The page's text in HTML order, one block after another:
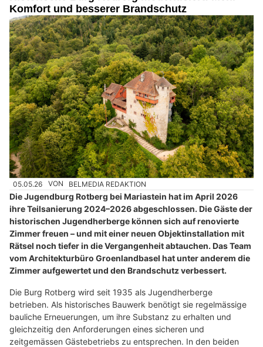
Komfort und besserer Brandschutz
05.05.26 VON BELMEDIA REDAKTION
Die Jugendburg Rotberg bei Mariastein hat im April 2026
ihre Teilsanierung 2024–2026 abgeschlossen. Die Gäste der
historischen Jugendherberge können sich auf renovierte
Zimmer freuen – und mit einer neuen Objektinstallation mit
Rätsel noch tiefer in die Vergangenheit abtauchen. Das Team
vom Architekturbüro Groenlandbasel hat unter anderem die
Zimmer aufgewertet und den Brandschutz verbessert.
Die Burg Rotberg wird seit 1935 als Jugendherberge
betrieben. Als historisches Bauwerk benötigt sie regelmässige
bauliche Erneuerungen, um ihre Substanz zu erhalten und
gleichzeitig den Anforderungen eines sicheren und
zeitgemässen Gästebetriebs zu entsprechen. In den beiden